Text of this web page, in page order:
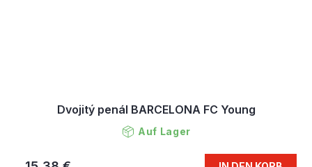
Dvojitý penál BARCELONA FC Young
Auf Lager